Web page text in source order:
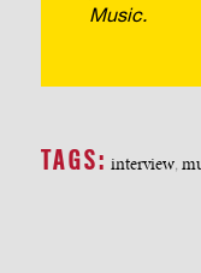
Music.
TAGS: interview,